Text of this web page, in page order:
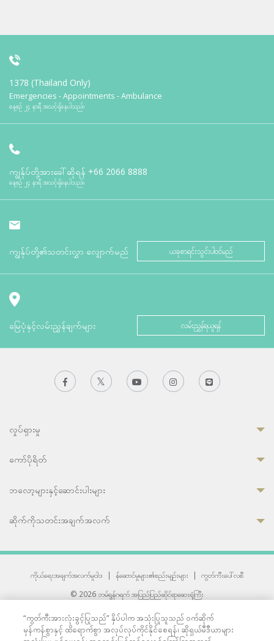
1378 (Thailand Only)
Emergencies - Appointments - Ambulance
နေ့စဉ် ၂၄ နာရီ အသင့်ရှိနေပါသည်။
ကျွန်ုပ်တို့အားခေါ်ဆိုရန် +66 2066 8888
နေ့စဉ် ၂၄ နာရီ အသင့်ရှိနေပါသည်။
ကျွန်ုပ်တို့၏သတင်းလွှာ လျှောက်မည် ယခုစာရင်းသွင်းပါဝင်မည်
မြေပုံနှင့်လမ်းညွှန်ချက်များ လမ်းညွှန်ရယူရန်
လှုပ်ရှားမှု
ကော်ပိုရိတ်
ဘလော့များနှင့်ဆောင်းပါးများ
ဆိုက်ကိုသတင်းအချက်အလက်
ကိုယ်ရေးအချက်အလက်မူဝါဒ | န်ဆောင်မှုများ၏စည်းမျဉ်းများ |
ကွတ်ကီးပေါ်လစီ
© 2026 ဘမ်ရွန်ဂရက် အပြည်ပြည်ဆိုင်ရာဆေးရုံကြီး
33 Sukhumvit 3, Wattana, Bangkok 10110 Thailand.
All rights reserved.
“ကွတ်ကီးအားလုံးခွင့်ပြုသည်” နှိပ်ပါက အသုံးပြုသူသည် ဝက်ဆိုက်
မှန်ကန်စွာနှင့် ထိရောက်စွာ အလုပ်လုပ်ကိုင်နိုင်စေရန်၊ ဆိုရှယ်မီဒီယာများ